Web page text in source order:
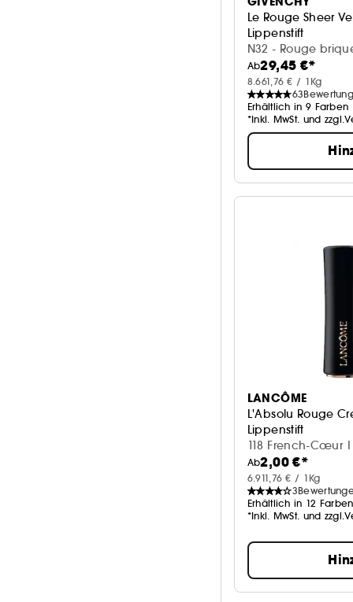
Le Rouge Sheer
Lippenstift
N32 - Rouge
Ab29,45 €*
8.661,76 € / 1Kg
63
Erhältlich in 9 Farben
*Inkl. MwSt. und
LANCÔME
L'Absolu Rouge
Lippenstift
118 French-Cœur
Ab2,00 €*
6.911,76 € / 1Kg
3
Erhältlich in 12 Farben
*Inkl. MwSt. und